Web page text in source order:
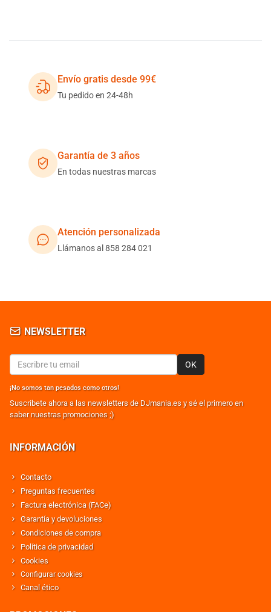
Envío gratis desde 99€
Tu pedido en 24-48h
Garantía de 3 años
En todas nuestras marcas
Atención personalizada
Llámanos al 858 284 021
NEWSLETTER
OK
¡No somos tan pesados como otros!
Suscribete ahora a las newsletters de DJmania.es y sé el primero en
saber nuestras promociones ;)
INFORMACIÓN
Contacto
Preguntas frecuentes
Factura electrónica (FACe)
Garantía y devoluciones
Condiciones de compra
Política de privacidad
Cookies
Configurar cookies
Canal ético